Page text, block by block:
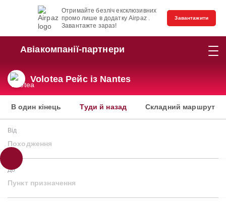
Отримайте безліч ексклюзивних
промо лише в додатку Airpaz .
Завантажте зараз!
Завантажити
Авіакомпанії-партнери
Volotea Рейс із Nantes
В один кінець Туди й назад Складний маршрут
Від
Походження
До
Пункт призначення